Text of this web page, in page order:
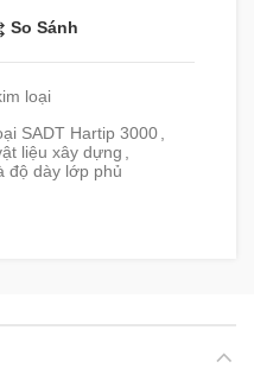
So Sánh
loại
SADT Hartip 3000
liệu xây dựng
độ dày lớp phủ